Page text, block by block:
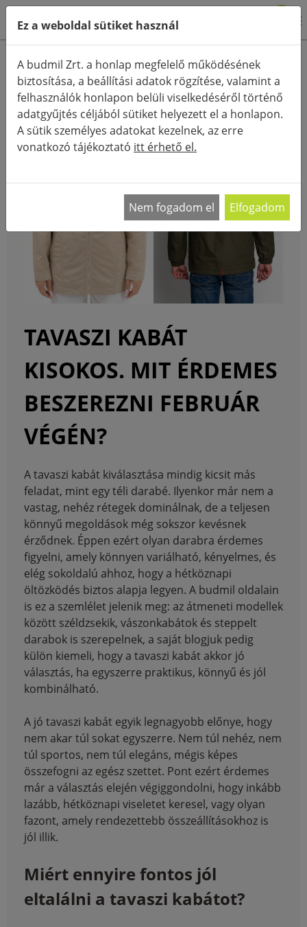
TAVASZI KABÁT KISOKOS. MIT ÉRDEMES BESZEREZNI FEBRUÁR VÉGÉN?
TAVASZI KABÁT
KISOKOS. MIT ÉRDEMES
BESZEREZNI FEBRUÁR
VÉGÉN?
A tavaszi kabát kiválasztása mindig kicsit más
feladat, mint egy téli darabé. Ilyenkor már nem a
vastag, nehéz rétegek dominálnak, de a teljesen
könnyű megoldások még sokszor kevésnek
érződnek. Éppen ezért olyan darabra érdemes
figyelni, amely könnyen variálható, kényelmes, és
elég sokoldalú ahhoz, hogy a hétköznapi
öltözködés biztos alapja legyen. A budmil oldalain
is ez a szemlélet jelenik meg: az átmeneti modellek
között széldzsekik, vászonkabátok és steppelt
darabok is szerepelnek, a saját blogjuk pedig
külön kiemeli, hogy a tavaszi kabát akkor jó
választás, ha egyszerre praktikus, könnyű és jól
kombinálható.
A jó tavaszi kabát egyik legnagyobb előnye, hogy
nem akar túl sokat egyszerre. Nem túl nehéz, nem
túl sportos, nem túl elegáns, mégis képes
összefogni az egész szettet. Pont ezért érdemes
már a választás elején végiggondolni, hogy inkább
lazább, hétköznapi viseletet keresel, vagy olyan
fazont, amely rendezettebb összeállításokhoz is
jól illik.
Miért ennyire fontos jól
eltalálni a tavaszi kabátot?
Ez a weboldal sütiket használ
A budmil Zrt. a honlap megfelelő működésének
biztosítása, a beállítási adatok rögzítése, valamint a
felhasználók honlapon belüli viselkedéséről történő
adatgyűjtés céljából sütiket helyezett el a honlapon.
A sütik személyes adatokat kezelnek, az erre
vonatkozó tájékoztató itt érhető el.
Nem fogadom el Elfogadom